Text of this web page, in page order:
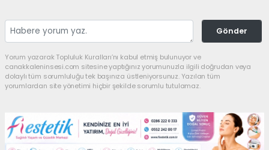
Gönder
Yorum yazarak Topluluk Kuralları’nı kabul etmiş bulunuyor ve
canakkaleninsesi.com sitesine yaptığınız yorumunuzla ilgili doğrudan veya
dolaylı tüm sorumluluğu tek başınıza üstleniyorsunuz. Yazılan tüm
yorumlardan site yönetimi hiçbir şekilde sorumlu tutulamaz.